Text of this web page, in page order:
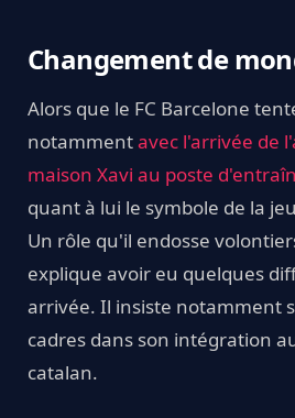
Changement de
Alors que le FC Barcelone
notammentavec l'arrivée de
maison Xavi au poste
quant à lui le symbole de la
Un rôle qu'il endosse
explique avoir eu quelques
arrivée. Il insiste notamment
cadres dans son intégration
catalan.